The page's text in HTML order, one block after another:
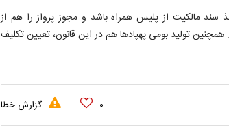
سند مالکیت از پلیس همراه باشد و مجوز پرواز را هم از
تولید بومی پهپاد‌ها هم در این قانون، تعیین تکلیف
۰ گزارش خطا